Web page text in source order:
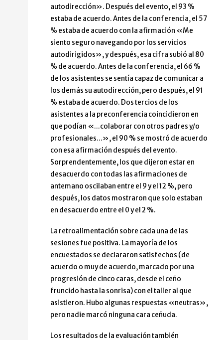
autodirección». Después del evento, el 93 %
estaba de acuerdo. Antes de la conferencia, el 57
% estaba de acuerdo con la afirmación «Me
siento seguro navegando por los servicios
autodirigidos», y después, esa cifra subió al 80
% de acuerdo. Antes de la conferencia, el 66 %
de los asistentes se sentía capaz de comunicar a
los demás su autodirección, pero después, el 91
% estaba de acuerdo. Dos tercios de los
asistentes a la preconferencia coincidieron en
que podían «...colaborar con otros padres y/o
profesionales...», el 90 % se mostró de acuerdo
con esa afirmación después del evento.
Sorprendentemente, los que dijeron estar en
desacuerdo con todas las afirmaciones de
antemano oscilaban entre el 9 y el 12 %, pero
después, los datos mostraron que solo estaban
en desacuerdo entre el 0 y el 2 %.
La retroalimentación sobre cada una de las
sesiones fue positiva. La mayoría de los
encuestados se declararon satisfechos (de
acuerdo o muy de acuerdo, marcado por una
progresión de cinco caras, desde el ceño
fruncido hasta la sonrisa) con el taller al que
asistieron. Hubo algunas respuestas «neutras»,
pero nadie marcó ninguna cara ceñuda.
Los resultados de la evaluación también